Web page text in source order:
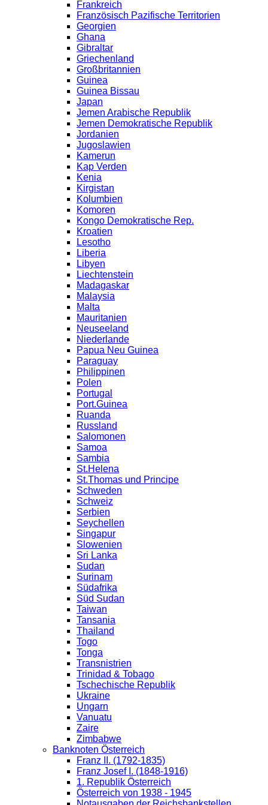
Frankreich
Französisch Pazifische Territorien
Georgien
Ghana
Gibraltar
Griechenland
Großbritannien
Guinea
Guinea Bissau
Japan
Jemen Arabische Republik
Jemen Demokratische Republik
Jordanien
Jugoslawien
Kamerun
Kap Verden
Kenia
Kirgistan
Kolumbien
Komoren
Kongo Demokratische Rep.
Kroatien
Lesotho
Liberia
Libyen
Liechtenstein
Madagaskar
Malaysia
Malta
Mauritanien
Neuseeland
Niederlande
Papua Neu Guinea
Paraguay
Philippinen
Polen
Portugal
Port.Guinea
Ruanda
Russland
Salomonen
Samoa
Sambia
St.Helena
St.Thomas und Principe
Schweden
Schweiz
Serbien
Seychellen
Singapur
Slowenien
Sri Lanka
Sudan
Surinam
Südafrika
Süd Sudan
Taiwan
Tansania
Thailand
Togo
Tonga
Transnistrien
Trinidad & Tobago
Tschechische Republik
Ukraine
Ungarn
Vanuatu
Zaire
Zimbabwe
Banknoten Österreich
Franz II. (1792-1835)
Franz Josef I. (1848-1916)
1. Republik Österreich
Österreich von 1938 - 1945